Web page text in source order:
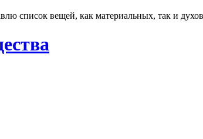
список вещей, как материальных, так и